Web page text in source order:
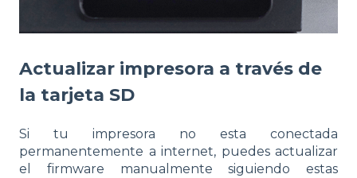
Actualizar impresora a través de
la tarjeta SD
Si tu impresora no esta conectada
permanentemente a internet, puedes actualizar
el firmware manualmente siguiendo estas